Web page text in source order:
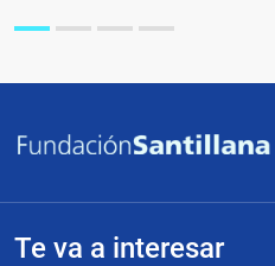
Te va a interesar